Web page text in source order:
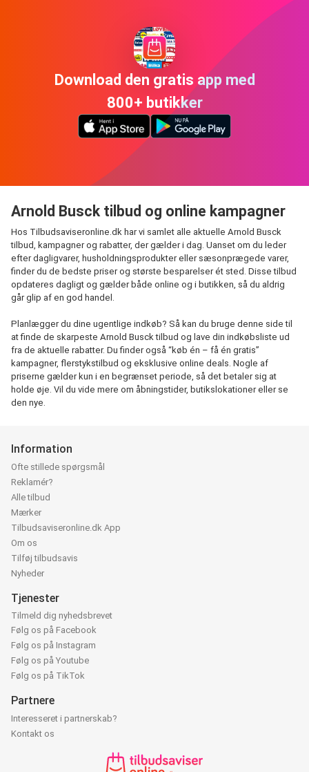
Download den gratis app med
800+ butikker
Arnold Busck tilbud og online kampagner
Hos Tilbudsaviseronline.dk har vi samlet alle aktuelle Arnold Busck
tilbud, kampagner og rabatter, der gælder i dag. Uanset om du leder
efter dagligvarer, husholdningsprodukter eller sæsonprægede varer,
finder du de bedste priser og største besparelser ét sted. Disse tilbud
opdateres dagligt og gælder både online og i butikken, så du aldrig
går glip af en god handel.
Planlægger du dine ugentlige indkøb? Så kan du bruge denne side til
at finde de skarpeste Arnold Busck tilbud og lave din indkøbsliste ud
fra de aktuelle rabatter. Du finder også “køb én – få én gratis”
kampagner, flerstykstilbud og eksklusive online deals. Nogle af
priserne gælder kun i en begrænset periode, så det betaler sig at
holde øje. Vil du vide mere om åbningstider, butikslokationer eller se
den nye.
Information
Ofte stillede spørgsmål
Reklamér?
Alle tilbud
Mærker
Tilbudsaviseronline.dk App
Om os
Tilføj tilbudsavis
Nyheder
Tjenester
Tilmeld dig nyhedsbrevet
Følg os på Facebook
Følg os på Instagram
Følg os på Youtube
Følg os på TikTok
Partnere
Interesseret i partnerskab?
Kontakt os